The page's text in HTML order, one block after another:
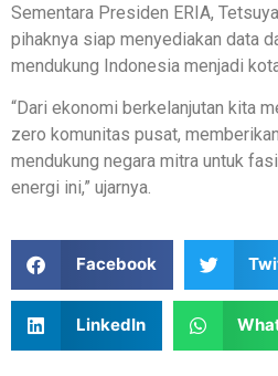
Sementara Presiden ERIA,
pihaknya siap menyediakan data
mendukung Indonesia menjadi
“Dari ekonomi berkelanjutan kita
zero komunitas pusat,
mendukung negara mitra untuk
energi ini,” ujarnya.
Facebook
LinkedIn